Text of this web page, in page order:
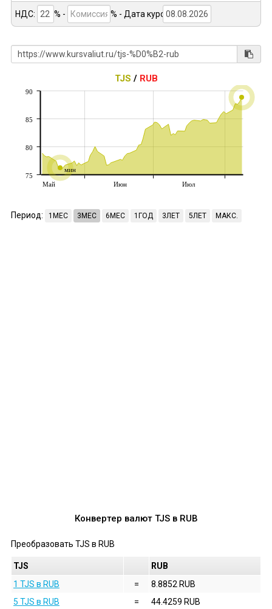
НДС: % - % - Дата курса:
TJS / RUB
мин
Май
Июн Июл
75
80
85
90
Период: 1МЕС 3МЕС 6МЕС 1ГОД 3ЛЕТ 5ЛЕТ МАКС.
Конвертер валют TJSв RUB
Преобразовать TJS в RUB
TJS
RUB
1 TJS в RUB
=
8.8852 RUB
5 TJS в RUB
=
44.4259 RUB